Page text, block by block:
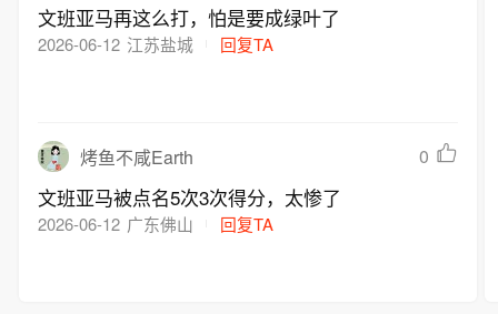
文班亚马再这么打，怕是要成绿叶了
2026-06-12 江苏盐城 回复TA
烤鱼不咸Earth 0
文班亚马被点名5次3次得分，太惨了
2026-06-12 广东佛山 回复TA